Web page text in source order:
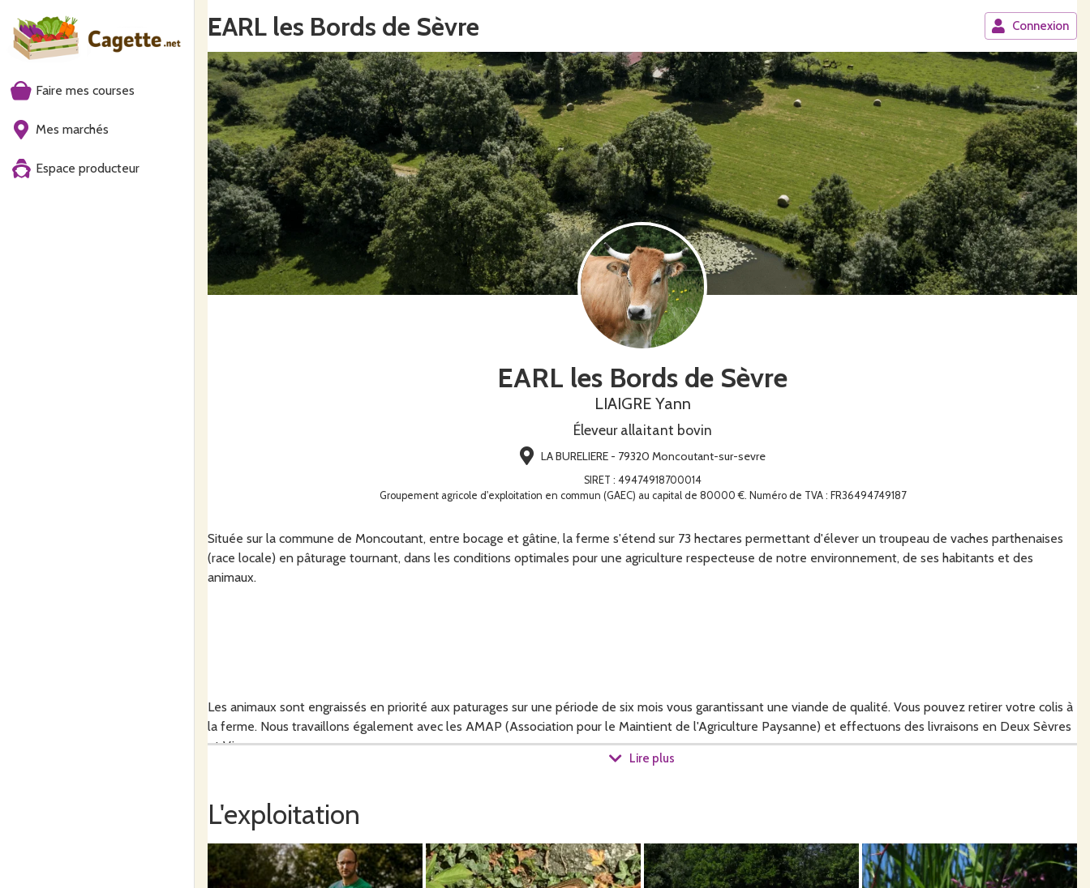
Faire mes courses
Mes marchés
Espace producteur
EARL les Bords de Sèvre Connexion
EARL les Bords de Sèvre
LIAIGRE Yann
Éleveur allaitant bovin
LA BURELIERE - 79320 Moncoutant-sur-sevre
SIRET : 49474918700014
Groupement agricole d'exploitation en commun (GAEC) au capital de 80000 €. Numéro de TVA : FR36494749187
Située sur la commune de Moncoutant, entre bocage et gâtine, la ferme s'étend sur 73 hectares permettant d'élever un troupeau de vaches parthenaises
(race locale) en pâturage tournant, dans les conditions optimales pour une agriculture respecteuse de notre environnement, de ses habitants et des
animaux.
Les animaux sont engraissés en priorité aux paturages sur une période de six mois vous garantissant une viande de qualité. Vous pouvez retirer votre colis à
la ferme. Nous travaillons également avec les AMAP (Association pour le Maintient de l'Agriculture Paysanne) et effectuons des livraisons en Deux Sèvres
et Vienne.
La ferme couvre 73 hectares qui se partagent entre 26 hectares de prairies naturelles en bordure de la Sèvre Nantaise, 32 hectares de prairies temporaires
Lire plus
L'exploitation